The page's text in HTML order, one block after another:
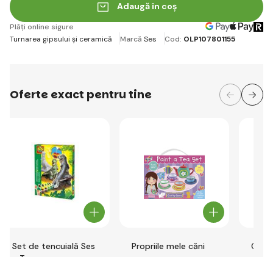
Adaugă în coș
Plăți online sigure
Turnarea gipsului și ceramică
Marcă Ses Cod: OLP107801155
Oferte exact pentru tine
Set de tencuială Ses
Propriile mele căni